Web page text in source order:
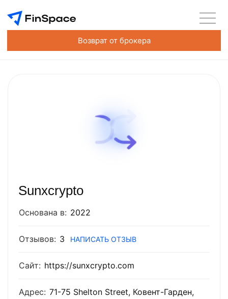
Возврат от брокера
Sunxcrypto
Основана в: 2022
Отзывов: 3 НАПИСАТЬ ОТЗЫВ
Сайт: https://sunxcrypto.com
Адрес: 71-75 Shelton Street, Ковент-Гарден,